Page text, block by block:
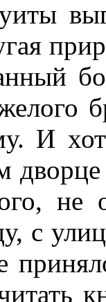
И
дворце
не
с